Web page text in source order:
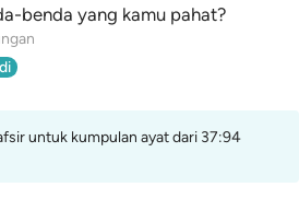
benda yang kamu pahat?
untuk kumpulan ayat dari 37:94